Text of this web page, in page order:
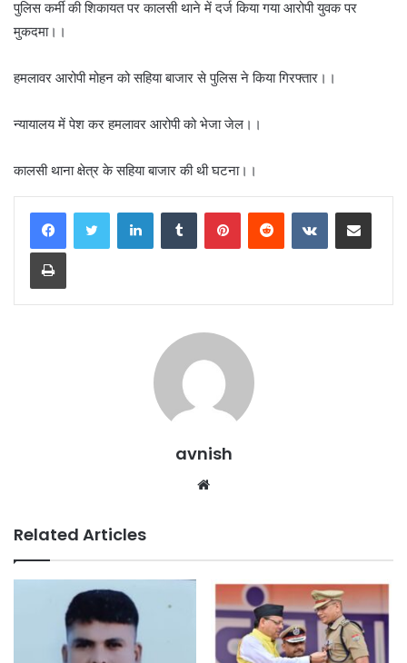
पुलिस कर्मी की शिकायत पर कालसी थाने में दर्ज किया गया आरोपी युवक पर
मुकदमा।।
हमलावर आरोपी मोहन को सहिया बाजार से पुलिस ने किया गिरफ्तार।।
न्यायालय में पेश कर हमलावर आरोपी को भेजा जेल।।
कालसी थाना क्षेत्र के सहिया बाजार की थी घटना।।
LinkedInTumblr PinterestReddit VKontakteShare via Email
Print
avnish
Related Articles